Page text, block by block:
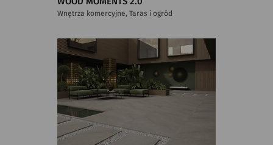
Wnętrza komercyjne, Taras i ogród